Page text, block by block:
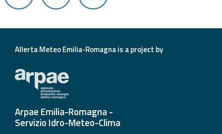
developers
About the
project
Allerta Meteo Emilia-Romagna is a project by
Arpae Emilia-Romagna -
Servizio Idro-Meteo-Clima